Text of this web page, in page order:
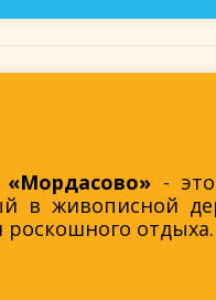
-
в живописной
отдыха.